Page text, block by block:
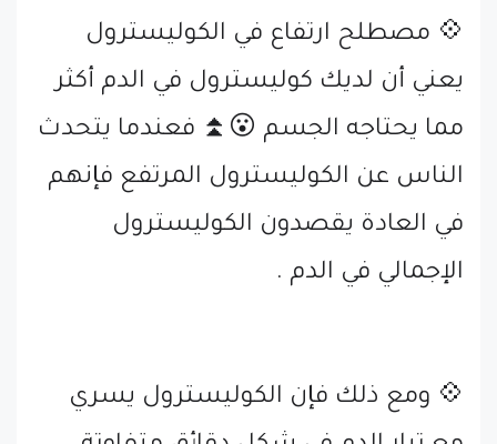
💠 مصطلح ارتفاع في الكوليسترول
يعني أن لديك كوليسترول في الدم أكثر
مما يحتاجه الجسم 😮⏫ فعندما يتحدث
الناس عن الكوليسترول المرتفع فإنهم
في العادة يقصدون الكوليسترول
الإجمالي في الدم .
💠 ومع ذلك فإن الكوليسترول يسري